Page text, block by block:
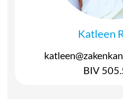
Katleen
BIV